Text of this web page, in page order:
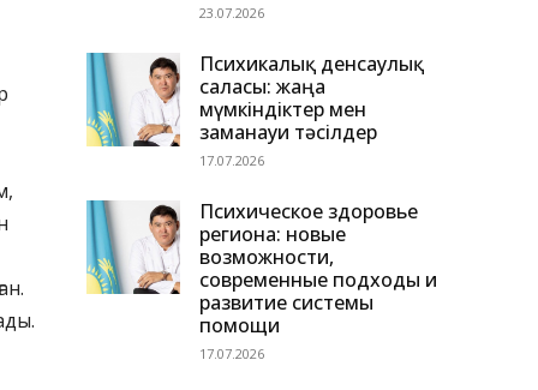
23.07.2026
Психикалық денсаулық
саласы: жаңа
мүмкіндіктер мен
заманауи тәсілдер
17.07.2026
Психическое здоровье
региона: новые
возможности,
современные подходы и
развитие системы
помощи
17.07.2026